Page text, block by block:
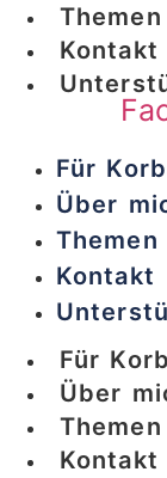
Themen
Kontakt
Für
Über
Themen
Kontakt
Für
Über
Themen
Kontakt